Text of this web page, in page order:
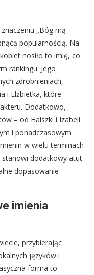
„Bóg mą
popularnością. Na
nosiło to imię, co
rankingu. Jego
zdrobnieniach,
i Elżbietka, które
Dodatkowo,
– od Halszki i Izabeli
i ponadczasowym
w wielu terminach
stanowi dodatkowy atut
dopasowanie
imienia
przybierając
języków i
forma to